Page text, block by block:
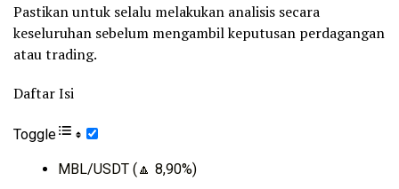
Pastikan untuk selalu melakukan analisis secara
keseluruhan sebelum mengambil keputusan perdagangan
atau trading.
Daftar Isi
Toggle
MBL/USDT (🔼 8,90%)